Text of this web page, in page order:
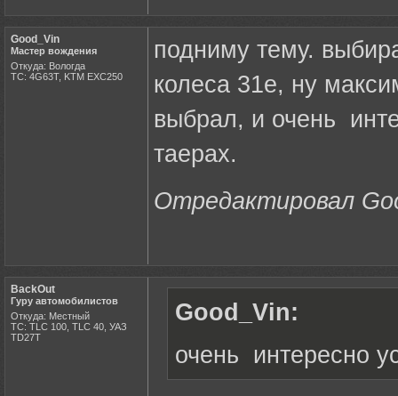
Good_Vin
Мастер вождения
Откуда: Вологда
ТС: 4G63T, KTM EXC250
подниму тему.
колеса 31е, ну
выбрал, и очень
таерах.
Отредактировал
BackOut
Гуру автомобилистов
Откуда: Местный
ТС: TLC 100, TLC 40, УАЗ
ТD27Т
Good_Vin:
очень интересно